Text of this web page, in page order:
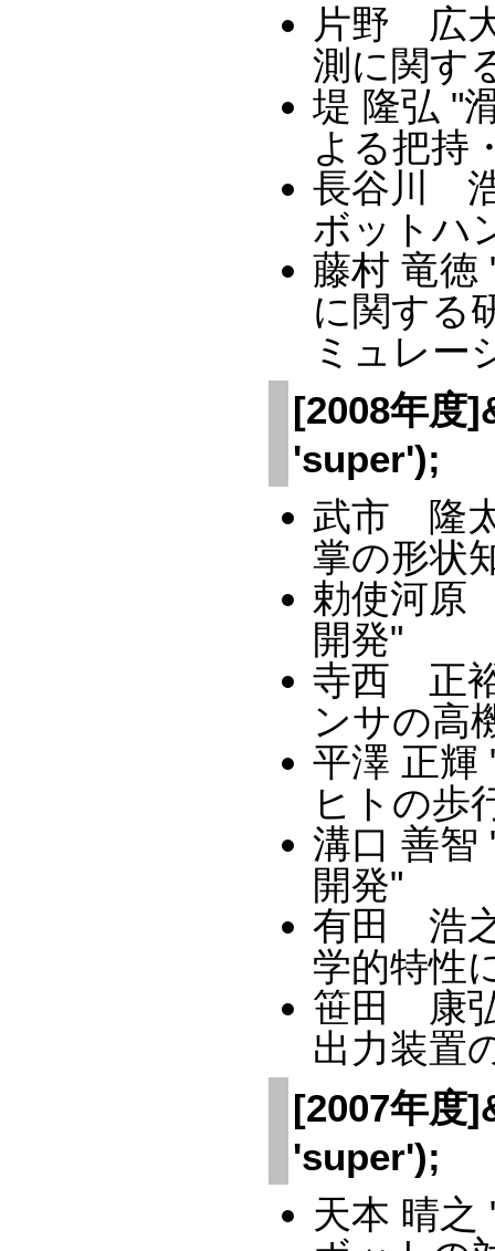
片野 広
測に関す
堤 隆弘 "
よる把持
長谷川
ボットハ
藤村 竜徳
に関する
ミュレー
[2008年度
'super');
武市 隆
掌の形状
勅使河原
開発"
寺西 正
ンサの高
平澤 正輝
ヒトの歩
溝口 善智
開発"
有田 浩
学的特性
笹田 康
出力装置
[2007年度
'super');
天本 晴之